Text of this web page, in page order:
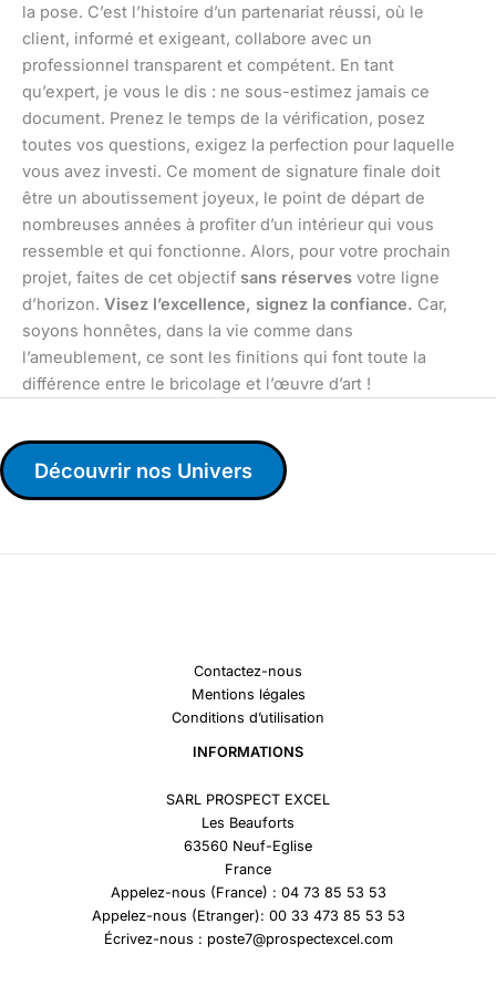
la pose. C’est l’histoire d’un partenariat réussi, où le
client, informé et exigeant, collabore avec un
professionnel transparent et compétent. En tant
qu’expert, je vous le dis : ne sous-estimez jamais ce
document. Prenez le temps de la vérification, posez
toutes vos questions, exigez la perfection pour laquelle
vous avez investi. Ce moment de signature finale doit
être un aboutissement joyeux, le point de départ de
nombreuses années à profiter d’un intérieur qui vous
ressemble et qui fonctionne. Alors, pour votre prochain
projet, faites de cet objectif sans réserves votre ligne
d’horizon. Visez l’excellence, signez la confiance. Car,
soyons honnêtes, dans la vie comme dans
l’ameublement, ce sont les finitions qui font toute la
différence entre le bricolage et l’œuvre d’art !
Découvrir nos Univers
Contactez-nous
Mentions légales
Conditions d’utilisation
INFORMATIONS
SARL PROSPECT EXCEL
Les Beauforts
63560 Neuf-Eglise
France
Appelez-nous (France) : 04 73 85 53 53
Appelez-nous (Etranger): 00 33 473 85 53 53
Écrivez-nous : poste7@prospectexcel.com